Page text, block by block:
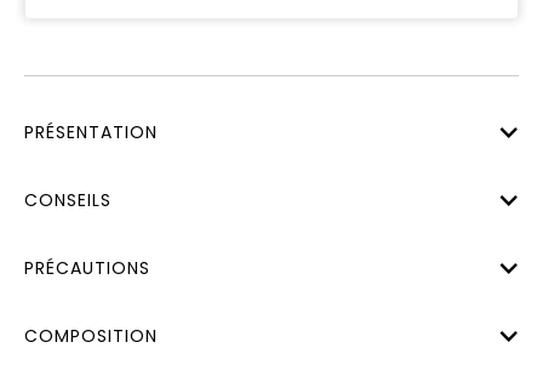
PRÉSENTATION
CONSEILS
PRÉCAUTIONS
COMPOSITION